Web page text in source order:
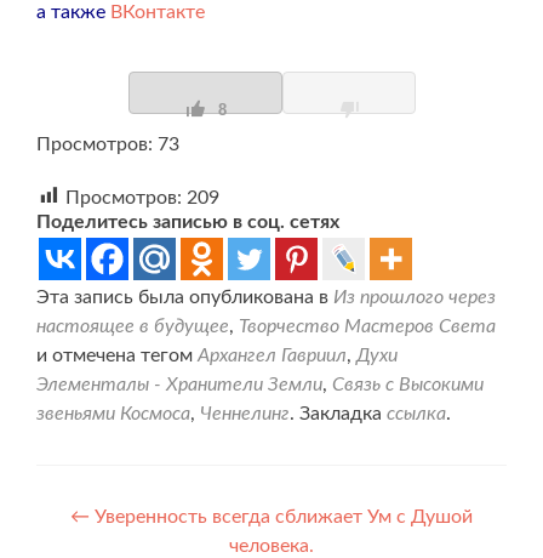
а также ВКонтакте
8
Просмотров: 73
Просмотров: 209
Поделитесь записью в соц. сетях
Эта запись была опубликована в Из прошлого через
настоящее в будущее, Творчество Мастеров Света
и отмечена тегомАрхангел Гавриил,Духи
Элементалы - Хранители Земли, Связь с Высокими
звеньями Космоса, Ченнелинг. Закладка ссылка.
Навигация
← Уверенность всегда сближает Ум с Душой
человека.